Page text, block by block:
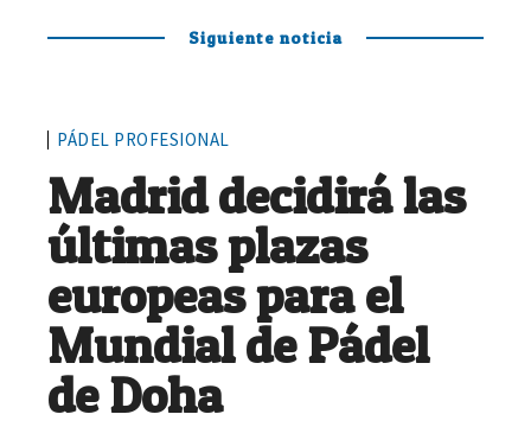
Siguiente noticia
PÁDEL PROFESIONAL
Madrid decidirá las
últimas plazas
europeas para el
Mundial de Pádel
de Doha